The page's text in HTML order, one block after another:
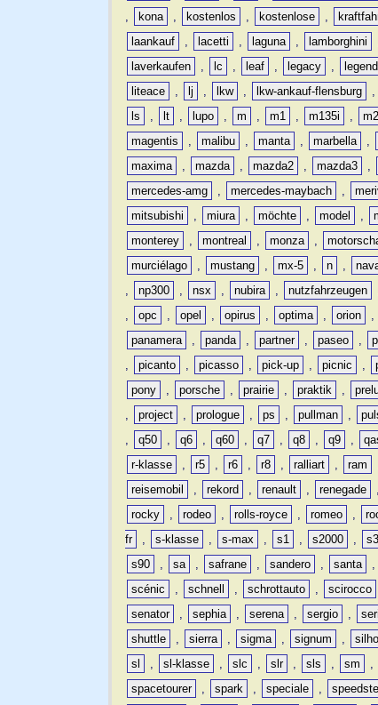
,
kona , kostenlos , kostenlose ,
laankauf
, lacetti , laguna , lamborghini
laverkaufen
, lc , leaf , legacy , legend
liteace
, lj , lkw , lkw-ankauf-flensburg ,
ls
, lt , lupo , m , m1 , m135i , m2
magentis
, malibu , manta , marbella ,
maxima
, mazda , mazda2 , mazda3 ,
mercedes-amg
, mercedes-maybach ,
mitsubishi
, miura , möchte , model ,
monterey
, montreal , monza ,
murciélago
, mustang , mx-5 , n ,
,
np300 , nsx , nubira , nutzfahrzeugen
,
opc , opel , opirus , optima , orion ,
panamera
, panda , partner , paseo ,
,
picanto , picasso , pick-up , picnic ,
pony
, porsche , prairie , praktik ,
,
project , prologue , ps , pullman ,
,
q50 , q6 , q60 , q7 , q8 , q9 ,
r-klasse
, r5 , r6 , r8 , ralliart , ram
reisemobil
, rekord , renault , renegade ,
rocky
, rodeo , rolls-royce , romeo ,
fr
, s-klasse , s-max , s1 , s2000 , s3
s90
, sa , safrane , sandero , santa ,
scénic
, schnell , schrottauto , scirocco
senator
, sephia , serena , sergio ,
shuttle
, sierra , sigma , signum ,
sl
, sl-klasse , slc , slr , sls , sm ,
spacetourer
, spark , speciale ,